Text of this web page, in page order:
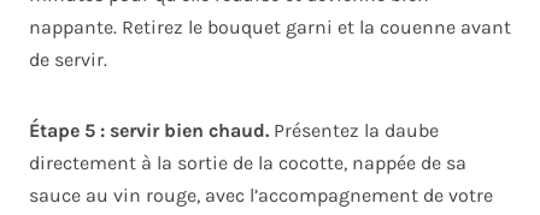
nappante. Retirez le bouquet garni et la couenne avant
de servir.
Étape 5 : servir bien chaud. Présentez la daube
directement à la sortie de la cocotte, nappée de sa
sauce au vin rouge, avec l’accompagnement de votre